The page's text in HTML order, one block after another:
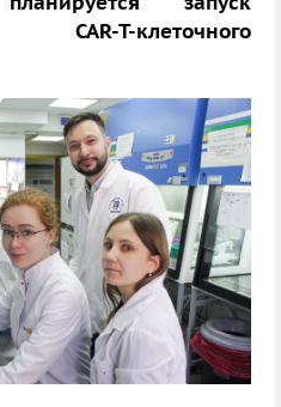
CAR-T-клеточного